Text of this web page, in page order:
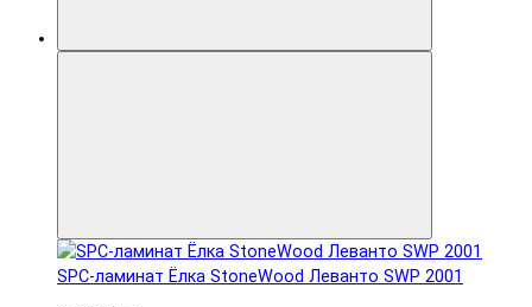
SPC-ламинат Ëлка StoneWood Леванто SWP 2001